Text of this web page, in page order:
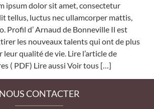
ipsum dolor sit amet, consectetur
tellus, luctus nec ullamcorper mattis,
Profil d’ Arnaud de Bonneville Il est
les nouveaux talents qui ont de plus
leur qualité de vie. Lire l’article de
( PDF) Lire aussi Voir tous […]
NOUS CONTACTER